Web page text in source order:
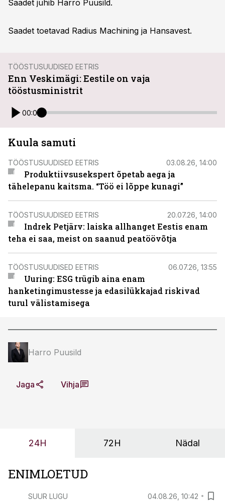
Saadet juhib Harro Puusild.
Saadet toetavad Radius Machining ja Hansavest.
TÖÖSTUSUUDISED EETRIS
Enn Veskimägi: Eestile on vaja
tööstusministrit
00:00
Kuula samuti
TÖÖSTUSUUDISED EETRIS 03.08.26, 14:00
Produktiivsusekspert õpetab aega ja
tähelepanu kaitsma. “Töö ei lõppe kunagi”
TÖÖSTUSUUDISED EETRIS 20.07.26, 14:00
Indrek Petjärv: laiska allhanget Eestis enam
teha ei saa, meist on saanud peatöövõtja
TÖÖSTUSUUDISED EETRIS 06.07.26, 13:55
Uuring: ESG trügib aina enam
hanketingimustesse ja edasilükkajad riskivad
turul välistamisega
Harro Puusild
Jaga Vihja
24H 72H Nädal
ENIMLOETUD
SUUR LUGU 04.08.26, 10:42